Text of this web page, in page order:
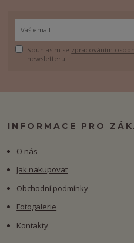
Souhlasím se zpracováním
newsletteru.
INFORMACE PRO
O nás
Jak nakupovat
Obchodní podmínky
Fotogalerie
Kontakty